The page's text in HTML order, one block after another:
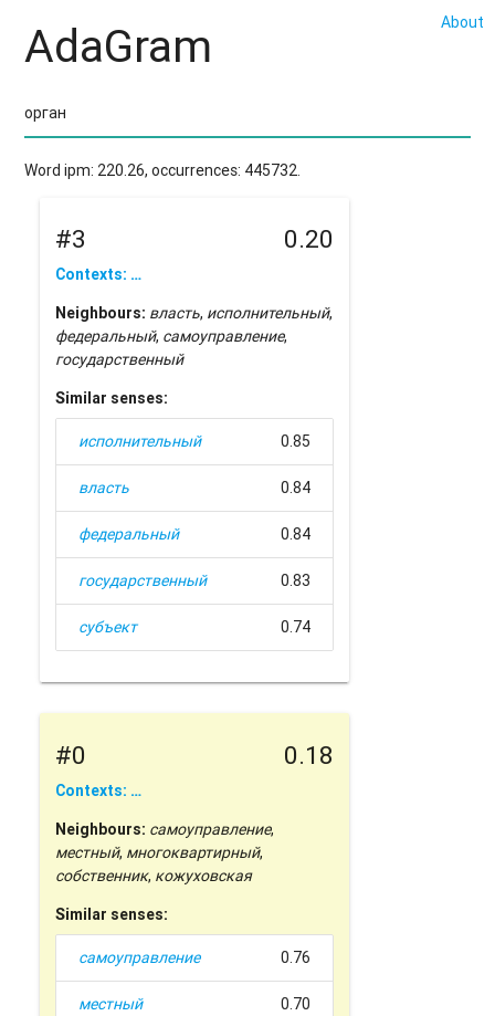
About
AdaGram
Word ipm: 220.26, occurrences: 445732.
#3 0.20
Contexts: …
Neighbours: власть, исполнительный,
федеральный, самоуправление,
государственный
Similar senses:
исполнительный 0.85
власть 0.84
федеральный 0.84
государственный 0.83
субъект 0.74
#0 0.18
Contexts: …
Neighbours: самоуправление,
местный, многоквартирный,
собственник, кожуховская
Similar senses:
самоуправление 0.76
местный 0.70